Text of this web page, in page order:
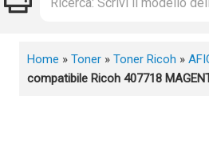
Home » Toner » Toner Ricoh »
compatibile Ricoh 407718